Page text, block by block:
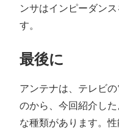
ンサはインピーダン
す。
最後に
アンテナは、テレビ
のから、今回紹介し
な種類があります。